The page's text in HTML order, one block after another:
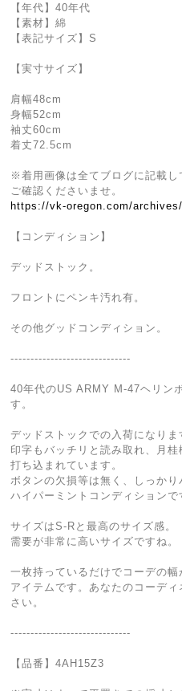
【年代】40年代
【素材】綿
【表記サイズ】S
【実寸サイズ】
肩幅48cm
身幅52cm
袖丈60cm
着丈72.5cm
※着用画像は全てブログに記載し
ご確認くださいませ。
https://vk-oregon.com/
【コンディション】
デッドストック。
フロントにペンキ汚れ有。
その他グッドコンディション。
------------------------------
40年代のUS ARMY M-47ヘリン
す。
デッドストックでの入荷になりま
印字もバッチリと読み取れ、月桂
打ち込まれています。
ボタンの欠損等は無く、しっかり
ハイパーミントコンディションで
サイズはS-Rと最高のサイズ感。
需要が非常に高いサイズですね。
一枚持っているだけでコーデの幅
アイテムです。あなたのコーデ
さい。
------------------------------
【品番】4AH15Z3